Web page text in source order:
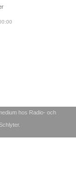
hos Radio- och